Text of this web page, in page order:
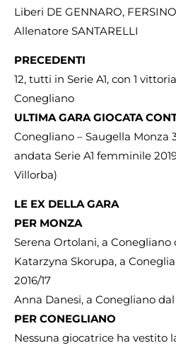
Liberi DE GENNARO, FERSINO
Allenatore SANTARELLI
PRECEDENTI
12, tutti in Serie A1, con 1
Conegliano
ULTIMA GARA GIOCATA
Conegliano – Saugella Monza
andata Serie A1 femminile
Villorba)
LE EX DELLA GARA
PER MONZA
Serena Ortolani, a Conegliano
Katarzyna Skorupa, a
2016/17
Anna Danesi, a Conegliano dal
PER CONEGLIANO
Nessuna giocatrice ha vestito